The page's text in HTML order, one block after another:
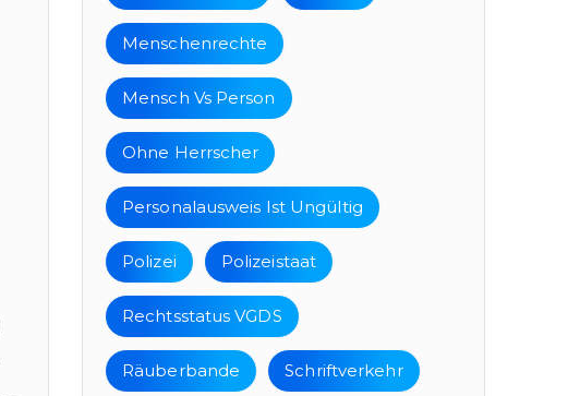
Menschenrechte
Mensch Vs Person
Ohne Herrscher
Personalausweis Ist Ungültig
Polizei Polizeistaat
Rechtsstatus VGDS
Räuberbande Schriftverkehr